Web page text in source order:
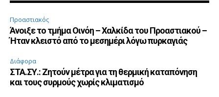
Προαστιακός
Άνοιξε το τμήμα Οινόη – Χαλκίδα του Προαστιακού –
Ήταν κλειστό από το μεσημέρι λόγω πυρκαγιάς
Διάφορα
ΣΤΑ.ΣΥ.: Ζητούν μέτρα για τη θερμική καταπόνηση
και τους συρμούς χωρίς κλιματισμό